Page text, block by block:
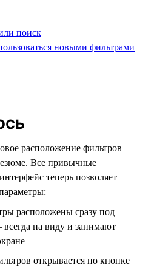
поиск
новыми фильтрами
расположение фильтров
Все привычные
теперь позволяет
расположены сразу под
на виду и занимают
открывается по кнопке